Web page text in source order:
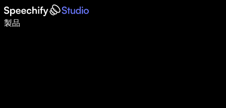
製品
音声入力で5倍速く書ける